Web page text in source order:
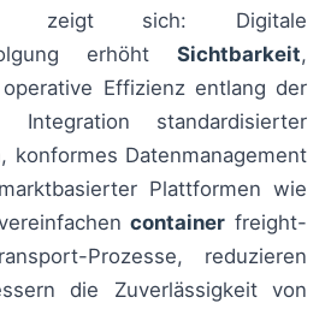
zeigt sich: Digitale
erhöht Sichtbarkeit,
Effizienz entlang der
Integration standardisierter
konformes Datenmanagement
Plattformen wie
container freight-
Prozesse, reduzieren
die Zuverlässigkeit von